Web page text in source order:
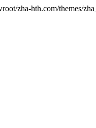
zha-hth.com/themes/